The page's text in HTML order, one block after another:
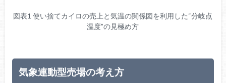
図表1 使い捨てカイロの売上と気温の関係図を利用した“分岐点
温度”の見極め方
気象連動型売場の考え方